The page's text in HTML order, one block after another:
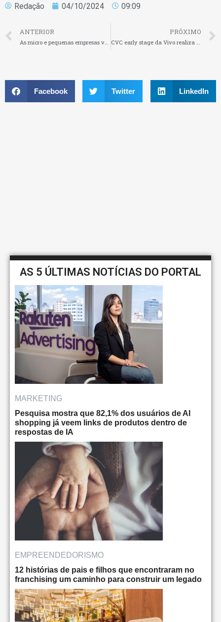
Redação 04/10/2024 09:09
ANTERIOR PRÓXIMO
Facebook Twitter LinkedIn
AS 5 ÚLTIMAS NOTÍCIAS DO PORTAL
MARKETING
Pesquisa mostra que 82,1% dos usuários de AI
shopping já veem links de produtos dentro de
respostas de IA
EMPREENDEDORISMO
12 histórias de pais e filhos que encontraram no
franchising um caminho para construir um legado